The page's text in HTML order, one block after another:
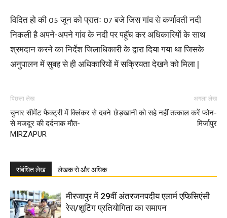
विदित हो की 05 जून को प्रातः 07 बजे जिस गांव से कर्णावती नदी
निकली है अपने-अपने गांव के नदी पर पहूॅच कर अधिकारियों के साथ
श्रमदान करने का निर्देश जिलाधिकारी के द्वारा दिया गया था जिसके
अनुपालन में सुबह से ही अधिकारियों में सक्रियता देखने को मिला |
पिछला लेख
चुनार सीमेंट फैक्ट्री में क्लिंकर से दबने
से मजदूर की दर्दनाक मौत-
MIRZAPUR
अगला लेख
छेड़खानी को सहे नहीं तत्काल करें फोन-
मिर्जापुर
संबंधित लेख लेखक से और अधिक
मीरजापुर में 29वीं अंतरजनपदीय एलार्म एफिसिएंसी
रेस/शूटिंग प्रतियोगिता का समापन